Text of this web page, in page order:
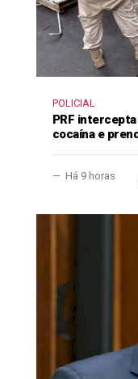
POLICIAL
PRF
cocaína e
Há 9 horas